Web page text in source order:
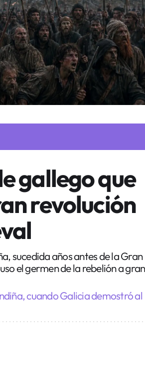
gallego que
revolución
sucedida años antes de la Gran
el germen de la rebelión a gran
cuando Galicia demostró al